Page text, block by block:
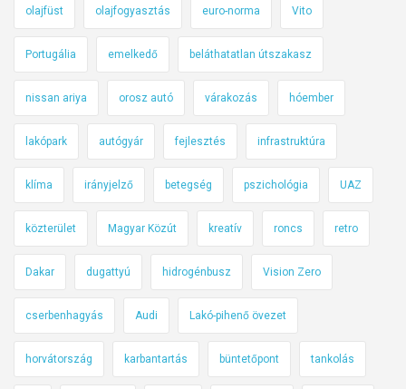
olajfüst olajfogyasztás euro-norma Vito
Portugália emelkedő beláthatatlan útszakasz
nissan ariya orosz autó várakozás hóember
lakópark autógyár fejlesztés infrastruktúra
klíma irányjelző betegség pszichológia UAZ
közterület Magyar Közút kreatív roncs retro
Dakar dugattyú hidrogénbusz Vision Zero
cserbenhagyás Audi Lakó-pihenő övezet
horvátország karbantartás büntetőpont tankolás